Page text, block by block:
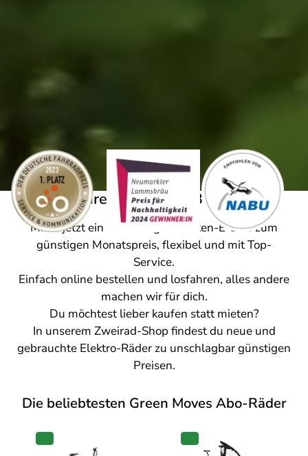
Das Green Moves E-Bike-Abo
Miete jetzt ein neuwertiges Marken-E-Bike zum
günstigen Monatspreis, flexibel und mit Top-
Service.
Einfach online bestellen und losfahren, alles andere
machen wir für dich.
Du möchtest lieber kaufen statt mieten?
In unserem Zweirad-Shop findest du neue und
gebrauchte Elektro-Räder zu unschlagbar günstigen
Preisen.
Die beliebtesten Green Moves Abo-Räder
PRODUKT PRODUKT